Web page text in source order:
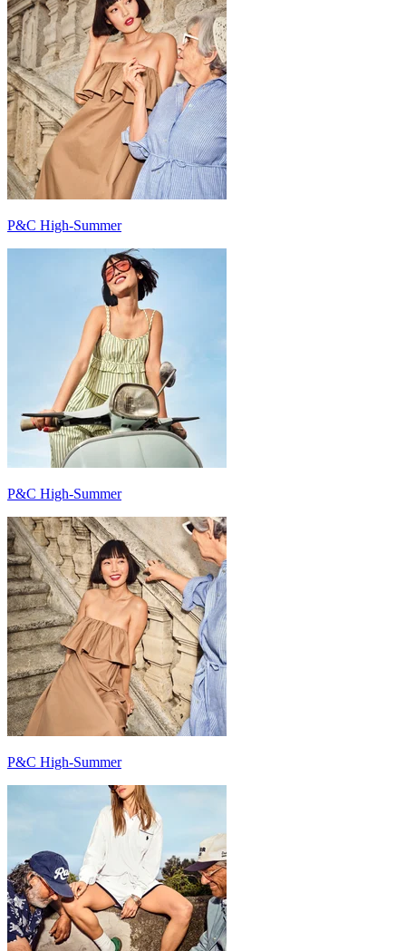
P&C High-Summer
P&C High-Summer
P&C High-Summer